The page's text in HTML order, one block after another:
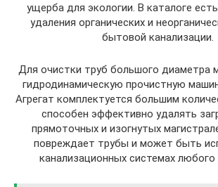
ущерба для экологии. В каталоге
удаления органических и
бытовой канализации.
Для очистки труб большого диаметра
гидродинамическую прочистную
Агрегат комплектуется большим
способен эффективно удалять
прямоточных и изогнутых
повреждает трубы и может быть
канализационных системах любого